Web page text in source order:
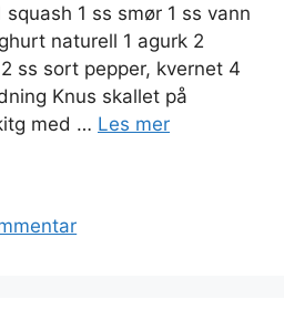
1 ss smør 1 ss vann
naturell 1 agurk 2
ss sort pepper, kvernet 4
Knus skallet på
med … Les mer